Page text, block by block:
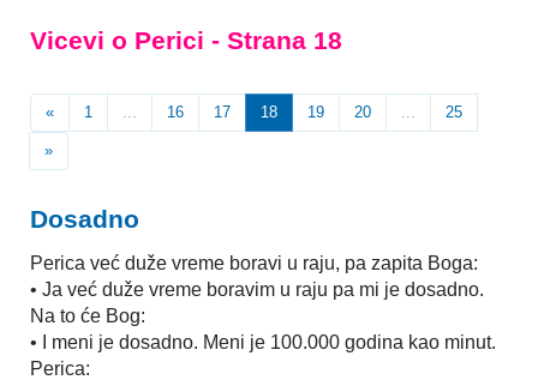
Vicevi o Perici - Strana 18
« 1 ... 16 17 18 19 20 ... 25
»
Dosadno
Perica već duže vreme boravi u raju, pa zapita Boga:
• Ja već duže vreme boravim u raju pa mi je dosadno.
Na to će Bog:
• I meni je dosadno. Meni je 100.000 godina kao minut.
Perica: